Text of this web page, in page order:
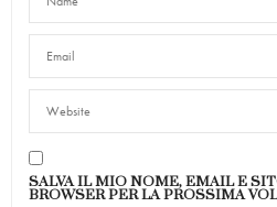
SALVA IL MIO NOME, EMAIL E
BROWSER PER LA PROSSIMA